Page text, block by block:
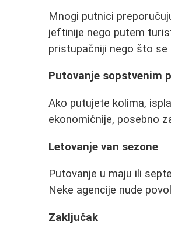
Mnogi putnici
jeftinije nego putem
pristupačniji nego što se
Putovanje sopstvenim
Ako putujete kolima,
ekonomičnije, posebno
Letovanje van sezone
Putovanje u maju ili
Neke agencije nude
Zaključak